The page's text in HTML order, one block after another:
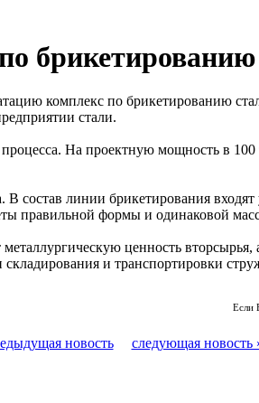
комплекс по брикетированию
стали.
На проектную мощность в
линии брикетирования
правильной формы и одинаковой
ценность
и транспортировки
Если
новость следующая новость